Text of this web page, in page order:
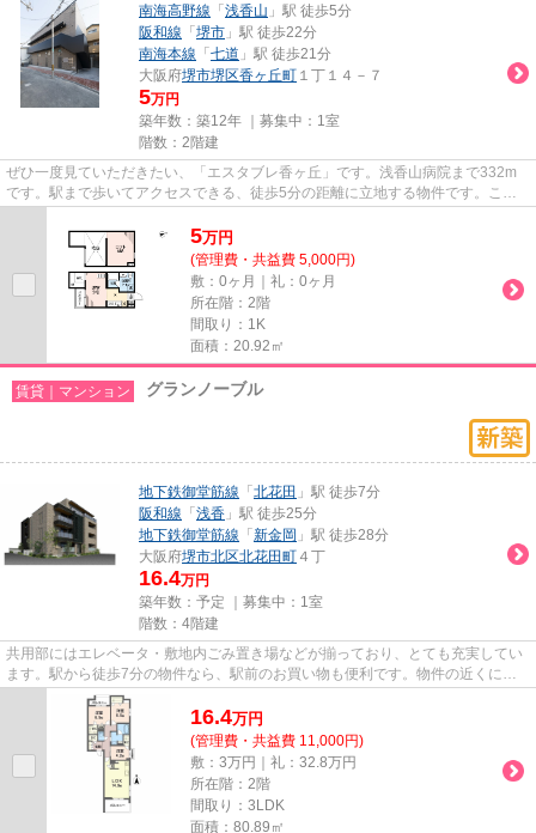
南海高野線 「 浅香山 」駅 徒歩5分
阪和線 「 堺市 」駅 徒歩22分
南海本線 「 七道 」駅 徒歩21分
大阪府堺市堺区香ヶ丘町 １丁１４－７
5万円
築年数：築12年 ｜募集中： 1室
階数：2階建
ぜひ一度見ていただきたい、「エスタブレ香ヶ丘」です。浅香山病院まで332m
です。駅まで歩いてアクセスできる、徒歩5分の距離に立地する物件です。こち
5万円
(管理費・共益費 5,000円)
敷：0ヶ月｜礼：0ヶ月
所在階：2階
間取り：1K
面積：20.92㎡
賃貸｜マンション グランノーブル
地下鉄御堂筋線 「 北花田 」駅 徒歩7分
阪和線 「 浅香 」駅 徒歩25分
地下鉄御堂筋線 「 新金岡 」駅 徒歩28分
大阪府堺市北区北花田町 ４丁
16.4万円
築年数：予定 ｜募集中： 1室
階数：4階建
共用部にはエレベータ・敷地内ごみ置き場などが揃っており、とても充実してい
ます。駅から徒歩7分の物件なら、駅前のお買い物も便利です。物件の近くに駅
が2つあるため、用途や行き先...
16.4万円
(管理費・共益費 11,000円)
敷：3万円｜礼：32.8万円
所在階：2階
間取り：3LDK
面積：80.89㎡